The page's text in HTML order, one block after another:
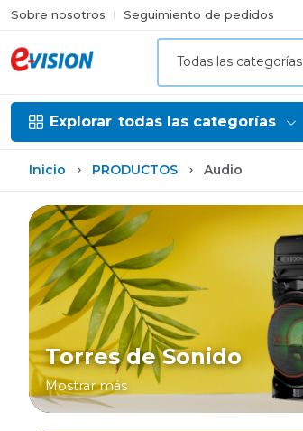
Sobre nosotros Seguimiento de pedidos
Todas las categorías
Explorar todas las categorías
Inicio PRODUCTOS Audio
Torres de Sonido
Mostrar más